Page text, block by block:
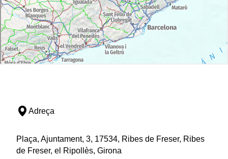
Adreça
Plaça, Ajuntament, 3, 17534, Ribes de Freser, Ribes
de Freser, el Ripollès, Girona